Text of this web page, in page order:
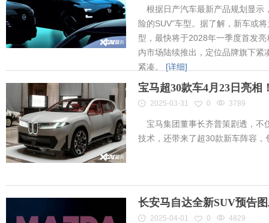
根据日产汽车最新产品规划显示
险的SUV”车型。据了解，新车或
型，最快将于2028年一季度首发
内市场陆续推出，定位品牌旗下紧
紧凑。 [详细]
宝马超30款车4月23日亮
2025-03-31 0 3789
宝马集团董事长齐普策剧透，不
技术，还带来了超30款新车阵容
长安马自达全新SUV预告
2025-04-01 0 4829